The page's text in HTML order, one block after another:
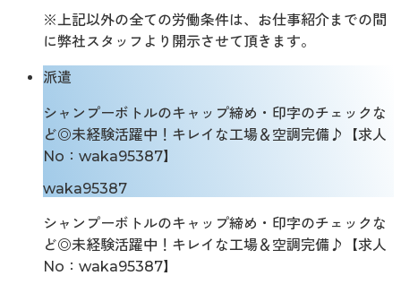
※上記以外の全ての労働条件は、お仕事紹介までの間
に弊社スタッフより開示させて頂きます。
派遣
シャンプーボトルのキャップ締め・印字のチェックな
ど◎未経験活躍中！キレイな工場＆空調完備♪【求人
No：waka95387】
waka95387
シャンプーボトルのキャップ締め・印字のチェックな
ど◎未経験活躍中！キレイな工場＆空調完備♪【求人
No：waka95387】